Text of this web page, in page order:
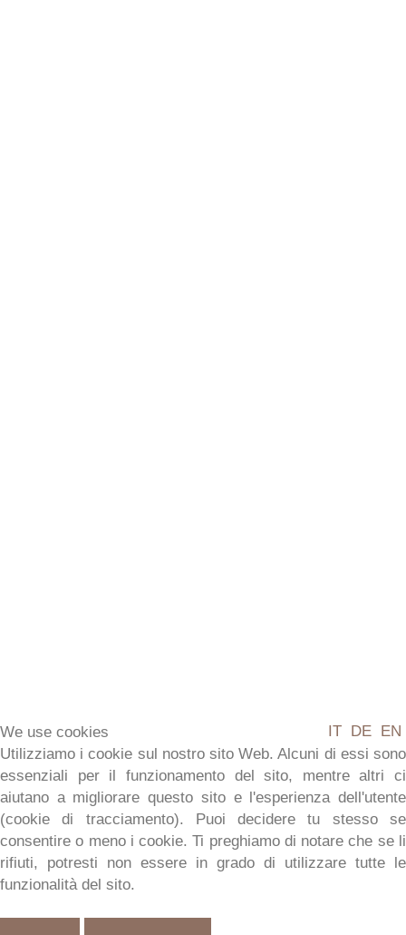
LA CASA PER LE VACANZE NEL
We use cookies IT DE EN
Utilizziamo i cookie sul nostro sito Web. Alcuni di essi sono
essenziali per il funzionamento del sito, mentre altri ci
aiutano a migliorare questo sito e l'esperienza dell'utente
(cookie di tracciamento). Puoi decidere tu stesso se
consentire o meno i cookie. Ti preghiamo di notare che se li
rifiuti, potresti non essere in grado di utilizzare tutte le
funzionalità del sito.